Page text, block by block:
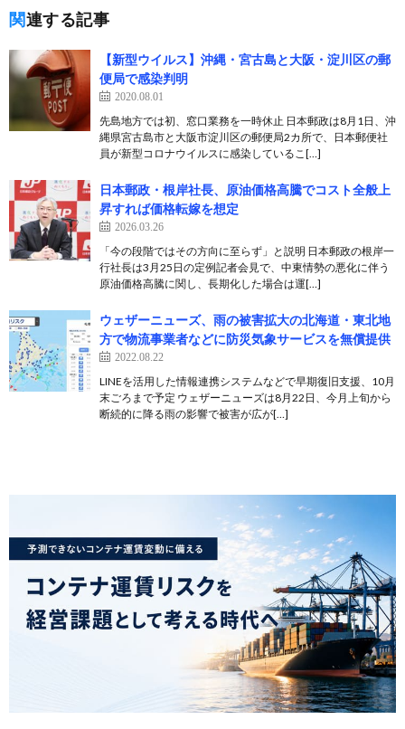
関連する記事
【新型ウイルス】沖縄・宮古島と大阪・淀川区の郵
便局で感染判明
2020.08.01
先島地方では初、窓口業務を一時休止 日本郵政は8月1日、沖
縄県宮古島市と大阪市淀川区の郵便局2カ所で、日本郵便社
員が新型コロナウイルスに感染しているこ[…]
日本郵政・根岸社長、原油価格高騰でコスト全般上
昇すれば価格転嫁を想定
2026.03.26
「今の段階ではその方向に至らず」と説明 日本郵政の根岸一
行社長は3月25日の定例記者会見で、中東情勢の悪化に伴う
原油価格高騰に関し、長期化した場合は運[…]
ウェザーニューズ、雨の被害拡大の北海道・東北地
方で物流事業者などに防災気象サービスを無償提供
2022.08.22
LINEを活用した情報連携システムなどで早期復旧支援、10月
末ごろまで予定 ウェザーニューズは8月22日、今月上旬から
断続的に降る雨の影響で被害が広が[…]